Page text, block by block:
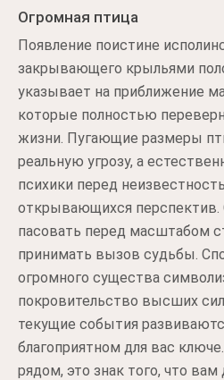
Огромная птица
Появление поистине
закрывающего крыльями
указывает на приближение
которые полностью
жизни. Пугающие размеры
реальную угрозу, а
психики перед
открывающихся перспектив.
пасовать перед масштабом
принимать вызов судьбы.
огромного существа
покровительство высших
текущие события
благоприятном для вас
рядом, это знак того, что